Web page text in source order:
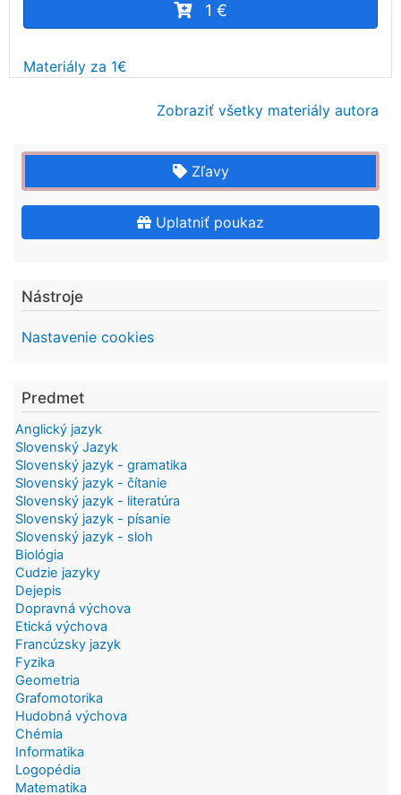
1 €
Materiály za 1€
Zobraziť všetky materiály autora
Zľavy
Uplatniť poukaz
Nástroje
Nastavenie cookies
Predmet
Anglický jazyk
Slovenský Jazyk
Slovenský jazyk - gramatika
Slovenský jazyk - čítanie
Slovenský jazyk - literatúra
Slovenský jazyk - písanie
Slovenský jazyk - sloh
Biológia
Cudzie jazyky
Dejepis
Dopravná výchova
Etická výchova
Francúzsky jazyk
Fyzika
Geometria
Grafomotorika
Hudobná výchova
Chémia
Informatika
Logopédia
Matematika